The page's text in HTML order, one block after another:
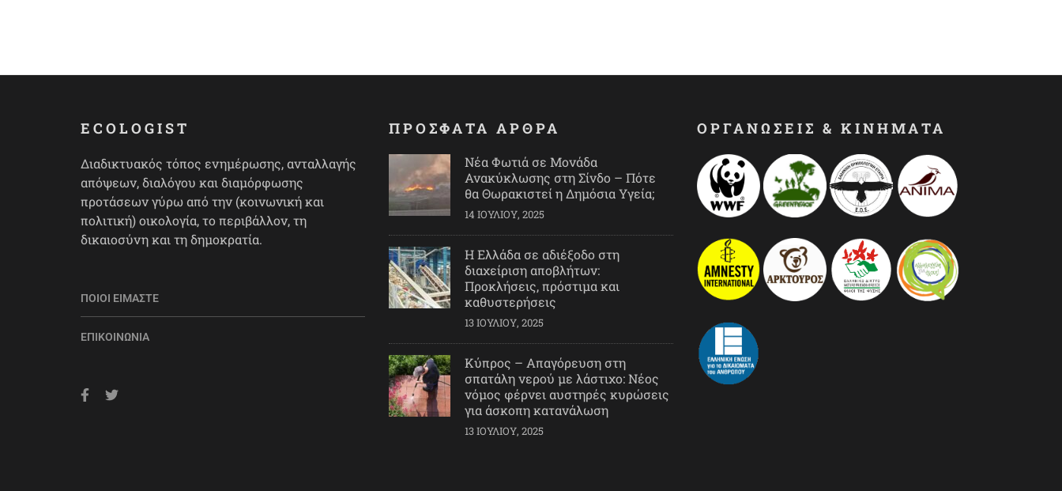
ECOLOGIST
Διαδικτυακός τόπος ενημέρωσης, ανταλλαγής
απόψεων, διαλόγου και διαμόρφωσης
προτάσεων γύρω από την (κοινωνική και
πολιτική) οικολογία, το περιβάλλον, τη
δικαιοσύνη και τη δημοκρατία.
ΠΟΙΟΙ ΕΊΜΑΣΤΕ
ΕΠΙΚΟΙΝΩΝΊΑ
ΠΡΟΣΦΑΤΑ ΑΡΘΡΑ
Νέα Φωτιά σε Μονάδα
Ανακύκλωσης στη Σίνδο – Πότε
θα Θωρακιστεί η Δημόσια Υγεία;
14 ΙΟΥΛΊΟΥ, 2025
Η Ελλάδα σε αδιέξοδο στη
διαχείριση αποβλήτων:
Προκλήσεις, πρόστιμα και
καθυστερήσεις
13 ΙΟΥΛΊΟΥ, 2025
Κύπρος – Απαγόρευση στη
σπατάλη νερού με λάστιχο: Νέος
νόμος φέρνει αυστηρές κυρώσεις
για άσκοπη κατανάλωση
13 ΙΟΥΛΊΟΥ, 2025
ΟΡΓΑΝΩΣΕΙΣ & ΚΙΝΗΜΑΤΑ